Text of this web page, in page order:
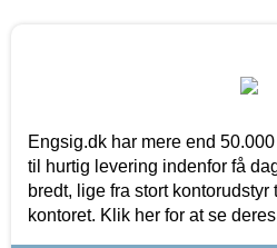
Engsig.dk har mere end
til hurtig levering indenfor få
bredt, lige fra stort kontorudstyr
kontoret. Klik her for at se